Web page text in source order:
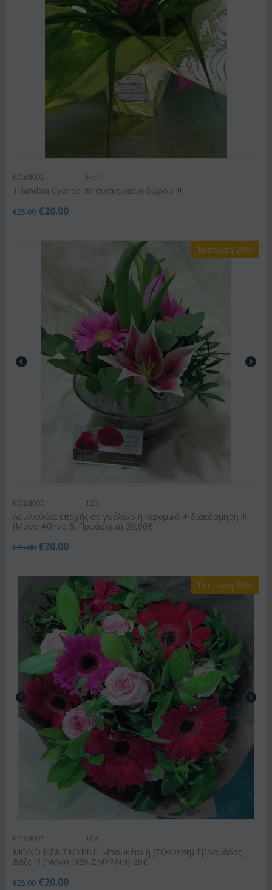
ΚΩΔΙΚΟΣ: Hpl1
Tillandsia Cyanea σε συσκευασία δώρου !!!
€25.00 €20.00
Έκπτωση 20%
ΚΩΔΙΚΟΣ: 123
Λουλούδια εποχής σε γυάλινο ή κεραμικό + διακόσμηση !!!
(Μόνο Αθήνα & Προάστεια) 20,00€
€25.00 €20.00
Έκπτωση 20%
ΚΩΔΙΚΟΣ: 104
ΜΟΝΟ ΝΕΑ ΣΜΥΡΝΗ Μπουκέτο ή (Σύνθεση) Εβδομάδας +
Βάζο !!! (Μόνο ΝΕΑ ΣΜΥΡΝΗ) 20€
€25.00 €20.00